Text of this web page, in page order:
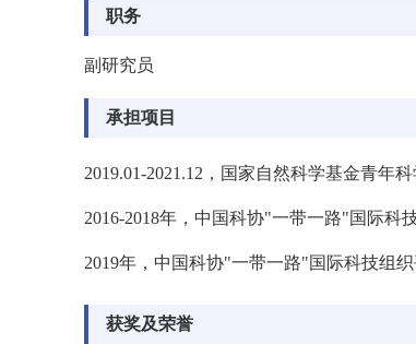
职务
副研究员
承担项目
2019.01-2021.12 ，国家自然科学基金青年
2016-2018年，中国科协"一带一路"国际科
2019年，中国科协"一带一路"国际科技组
获奖及荣誉